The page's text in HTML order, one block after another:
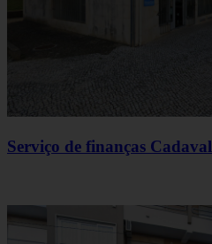
Serviço de finanças Cadaval